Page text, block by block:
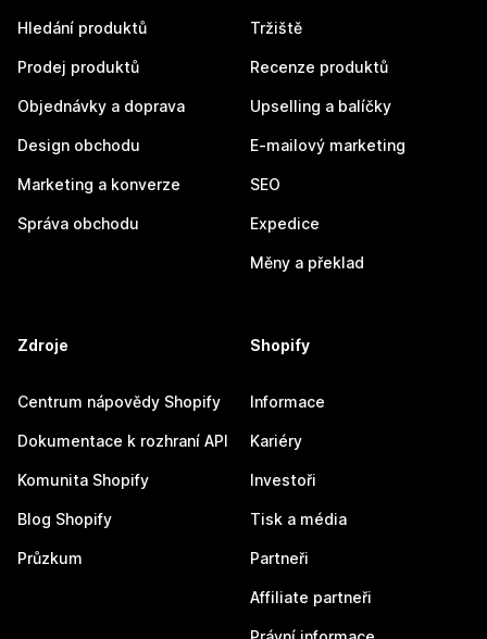
Hledání produktů
Prodej produktů
Objednávky a doprava
Design obchodu
Marketing a konverze
Správa obchodu
Tržiště
Recenze produktů
Upselling a balíčky
E-mailový marketing
SEO
Expedice
Měny a překlad
Zdroje
Centrum nápovědy Shopify
Dokumentace k rozhraní API
Komunita Shopify
Blog Shopify
Průzkum
Shopify
Informace
Kariéry
Investoři
Tisk a média
Partneři
Affiliate partneři